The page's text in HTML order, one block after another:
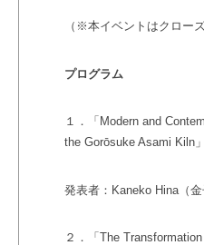
（※本イベントはクロー
プログラム
１．「Modern and
the Gorōsuke Asami Kiln」
発表者：Kaneko Hina（金
２．「The